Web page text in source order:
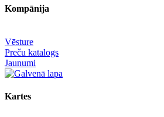
Kompānija
Vēsture
Preču katalogs
Jaunumi
Kartes